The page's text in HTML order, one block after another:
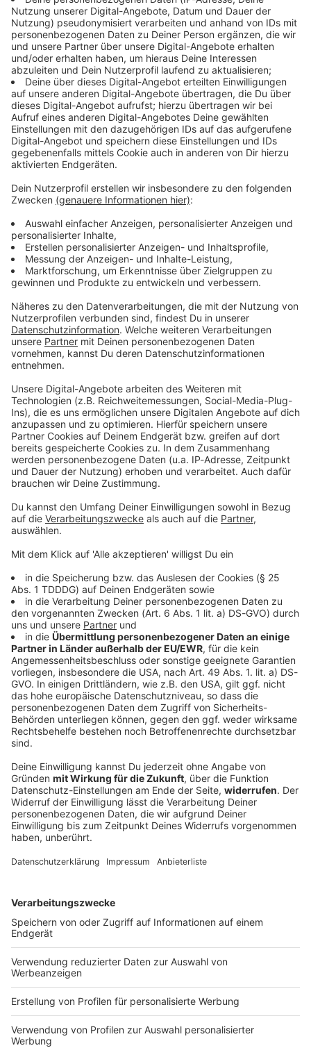
1/3
Camping Aach (Oberstaufen, Schwaben)
Camping Aach ist ein gewachsener Familienbetrieb, der
sich über Jahre an den Bedürfnissen seiner Gäste
orientiert hat – das merkt man an den individuellen
Stellplätzen und der entspannten Atmosphäre. Wer
keinen „Reißbrett-Campingplatz“ sucht, sondern lieber
einen Ort mit Geschichte, Stammgästen und Allgäuer
Umgebung, ist hier mit der Familie gut aufgehoben.
1/3
Spitzen-Fußball beim Telekom Cup
2026
AmSamstag, 15. August 2026
ein echter Fußball-Kracher: Der FC Bayern München
15.30 Uhr. Das hochkarätige Duell läutet die heiße Phase
der Saisonvorbereitung ein – und verspricht
Spitzenfußball vor ausverkaufter Heimkulisse.
Mit dem FC Bayern und dem zweimaligen DFB-
Pokalsieger RB Leipzig treffen zwei der stärksten
deutschen Mannschaften aufeinander. Die Münchner
haben die vergangenen drei Duelle gewonnen und wollen
mit Stars wie Harry Kane und Joshua Kimmich auch
diesmal vor heimischem Publikum überzeugen.
Für beide Teams ist die Partie ein echter Härtetest vor
Nachmittag, auf den sie sich richtig freuen können!